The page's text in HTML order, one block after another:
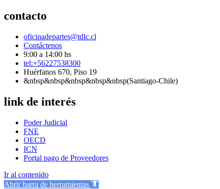
contacto
oficinadepartes@tdlc.cl
Contáctenos
9:00 a 14:00 hs
tel:+56227538300
Huérfanos 670, Piso 19
&nbsp&nbsp&nbsp&nbsp&nbsp(Santiago-Chile)
link de interés
Poder Judicial
FNE
OECD
ICN
Portal pago de Proveedores
Ir al contenido
Abrir barra de herramientas